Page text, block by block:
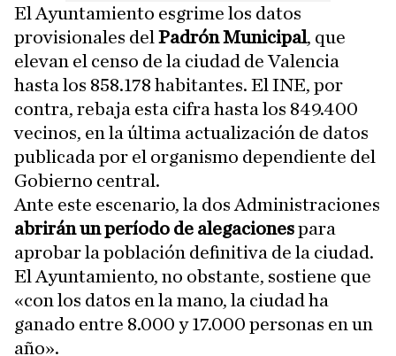
El Ayuntamiento esgrime los datos
provisionales del Padrón Municipal, que
elevan el censo de la ciudad de Valencia
hasta los 858.178 habitantes. El INE, por
contra, rebaja esta cifra hasta los 849.400
vecinos, en la última actualización de datos
publicada por el organismo dependiente del
Gobierno central.
Ante este escenario, la dos Administraciones
abrirán un período de alegacionespara
aprobar la población definitiva de la ciudad.
El Ayuntamiento, no obstante, sostiene que
«con los datos en la mano, la ciudad ha
ganado entre 8.000 y 17.000 personas en un
año».